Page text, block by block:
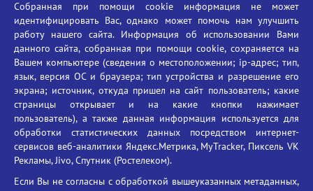
Противодействие угрозам информационной безопасности
Социальные ролики - Генеральная прокуратура РФ
Противодействие коррупции
БГУ против наркотиков
Брянский государственный университет
имени академика И.Г. Петровского
Время работы: пн-пт 09:00-18:00
Телефон: +7(4832)58-90-85
Собранная при помощи cookie информация не может
идентифицировать Вас, однако может помочь нам улучшить
работу нашего сайта. Информация об использовании Вами
данного сайта, собранная при помощи cookie, сохраняется на
Вашем компьютере (сведения о местоположении; ip-адрес; тип,
язык, версия ОС и браузера; тип устройства и разрешение его
экрана; источник, откуда пришел на сайт пользователь; какие
страницы открывает и на какие кнопки нажимает
пользователь), а также данная информация используется для
обработки статистических данных посредством интернет-
сервисов веб-аналитики Яндекс.Метрика, MyTracker, Пиксель VK
Рекламы, Jivo, Спутник (Ростелеком).
Если Вы не согласны с обработкой вышеуказанных метаданных,